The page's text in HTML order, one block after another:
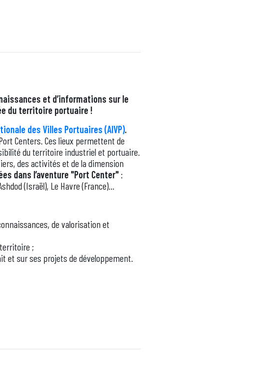
et d’informations sur le
du territoire portuaire !
des Villes Portuaires (AIVP).
Centers. Ces lieux permettent de
du territoire industriel et portuaire.
des activités et de la dimension
dans l’aventure "Port Center" :
(Israël), Le Havre (France)...
de valorisation et
;
et sur ses projets de développement.